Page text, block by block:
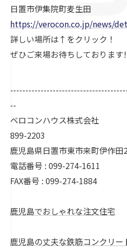
日置市伊集院町麦生田
https://verocon.co.jp/news/
詳しい場所は↑をクリック！
ぜひご来場お待ちしております!
--
ベロコンハウス株式会社
899-2203
鹿児島県日置市東市来町伊作田
電話番号 : 099-274-1611
FAX番号 : 099-274-1884
鹿児島でおしゃれな注文住宅
鹿児島の丈夫な鉄筋コンクリー